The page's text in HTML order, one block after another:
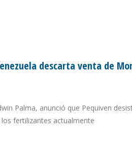
descarta venta de
Palma, anunció que Pequiven
fertilizantes actualmente